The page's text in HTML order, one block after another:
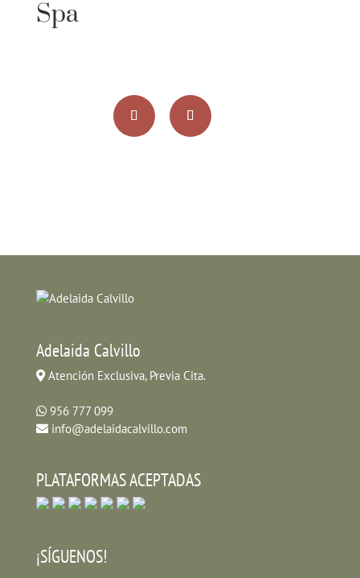
Spa
Adelaida Calvillo
Atención Exclusiva, Previa Cita.
956 777 099
info@adelaidacalvillo.com
PLATAFORMAS ACEPTADAS
¡SÍGUENOS!